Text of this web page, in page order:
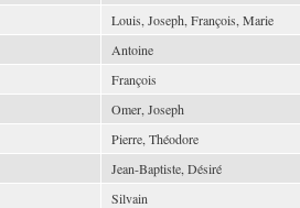
Louis, Joseph, François, Marie
Antoine
François
Omer, Joseph
Pierre, Théodore
Jean-Baptiste, Désiré
Silvain